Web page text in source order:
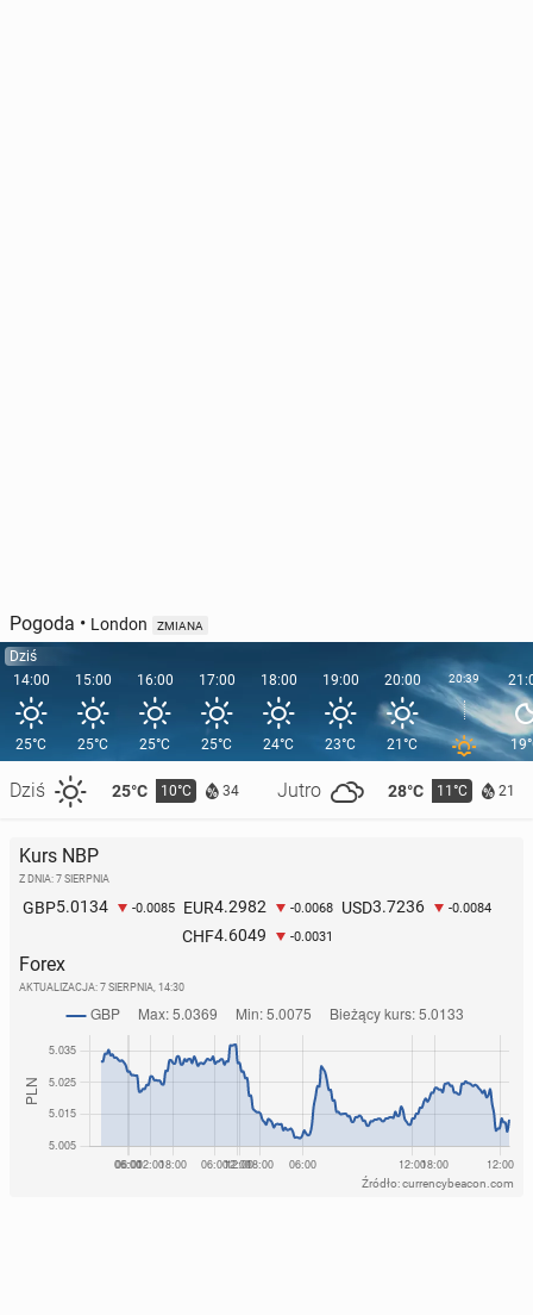
Pogoda • London ZMIANA
Dziś
14:00
25°C
Dziś 25°C 10°C 34 Jutro 28°C 11°C 21
15:00
25°C
16:00
25°C
17:00
25°C
18:00
24°C
19:00
23°C
20:00
21°C
20:39
Kurs NBP
Z DNIA: 7 SIERPNIA
GBP5.0134 -0.0085 EUR4.2982 -0.0068 USD3.7236 -0.0084
CHF4.6049 -0.0031
Forex
AKTUALIZACJA: 7 SIERPNIA, 14:30
Źródło: currencybeacon.com